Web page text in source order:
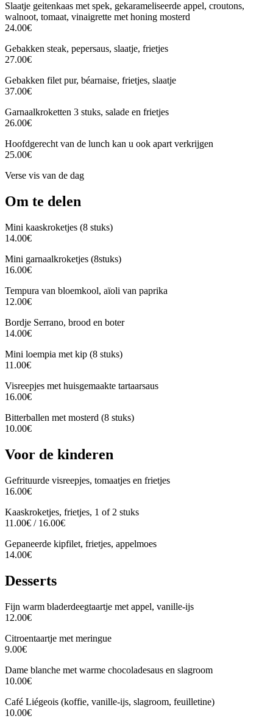
Slaatje geitenkaas met spek, gekarameliseerde appel, croutons,
walnoot, tomaat, vinaigrette met honing mosterd
24.00€
Gebakken steak, pepersaus, slaatje, frietjes
27.00€
Gebakken filet pur, béarnaise, frietjes, slaatje
37.00€
Garnaalkroketten 3 stuks, salade en frietjes
26.00€
Hoofdgerecht van de lunch kan u ook apart verkrijgen
25.00€
Verse vis van de dag
Om te delen
Mini kaaskroketjes (8 stuks)
14.00€
Mini garnaalkroketjes (8stuks)
16.00€
Tempura van bloemkool, aïoli van paprika
12.00€
Bordje Serrano, brood en boter
14.00€
Mini loempia met kip (8 stuks)
11.00€
Visreepjes met huisgemaakte tartaarsaus
16.00€
Bitterballen met mosterd (8 stuks)
10.00€
Voor de kinderen
Gefrituurde visreepjes, tomaatjes en frietjes
16.00€
Kaaskroketjes, frietjes, 1 of 2 stuks
11.00€ / 16.00€
Gepaneerde kipfilet, frietjes, appelmoes
14.00€
Desserts
Fijn warm bladerdeegtaartje met appel, vanille-ijs
12.00€
Citroentaartje met meringue
9.00€
Dame blanche met warme chocoladesaus en slagroom
10.00€
Café Liégeois (koffie, vanille-ijs, slagroom, feuilletine)
10.00€